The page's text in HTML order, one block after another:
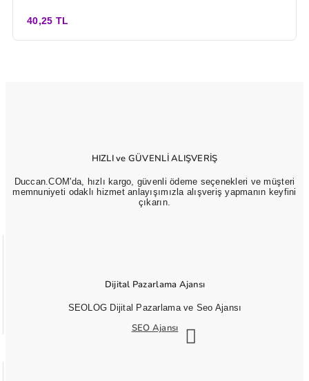
40,25 TL
HIZLI ve GÜVENLİ ALIŞVERİŞ
Duccan.COM'da, hızlı kargo, güvenli ödeme seçenekleri ve müşteri
memnuniyeti odaklı hizmet anlayışımızla alışveriş yapmanın keyfini
çıkarın.
Dijital Pazarlama Ajansı
SEOLOG Dijital Pazarlama ve Seo Ajansı
SEO Ajansı